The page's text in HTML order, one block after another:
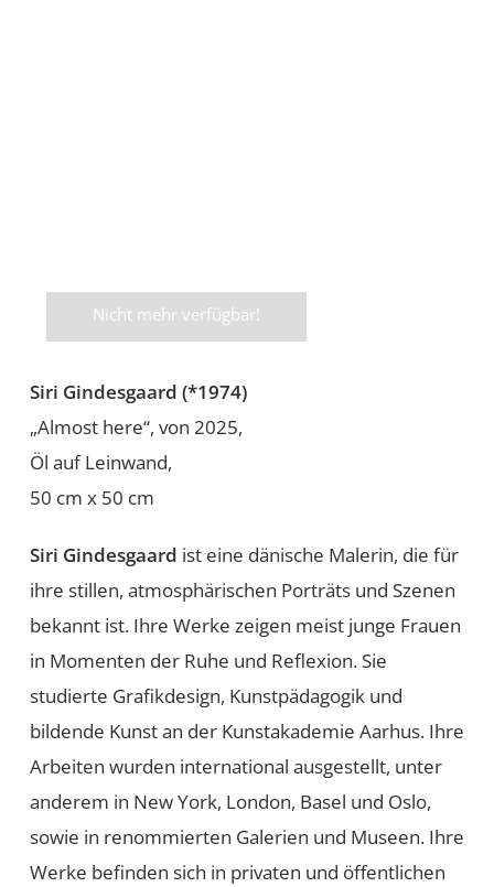
Nicht mehr verfügbar!
Siri Gindesgaard (*1974)
„Almost here“, von 2025,
Öl auf Leinwand,
50 cm x 50 cm
Siri Gindesgaard ist eine dänische Malerin, die für
ihre stillen, atmosphärischen Porträts und Szenen
bekannt ist. Ihre Werke zeigen meist junge Frauen
in Momenten der Ruhe und Reflexion. Sie
studierte Grafikdesign, Kunstpädagogik und
bildende Kunst an der Kunstakademie Aarhus. Ihre
Arbeiten wurden international ausgestellt, unter
anderem in New York, London, Basel und Oslo,
sowie in renommierten Galerien und Museen. Ihre
Werke befinden sich in privaten und öffentlichen